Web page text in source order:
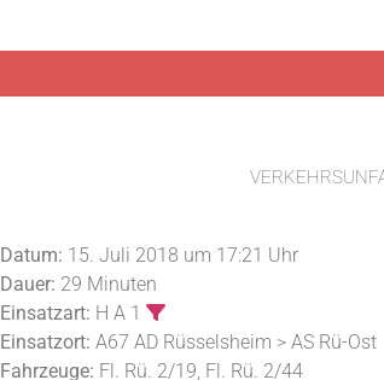
Datum: 15. Juli 2018 um 17:21 Uhr
Dauer: 29 Minuten
Einsatzart: H A 1
Einsatzort: A67 AD Rüsselsheim > AS Rü-Ost
Fahrzeuge: Fl. Rü. 2/19, Fl. Rü. 2/44